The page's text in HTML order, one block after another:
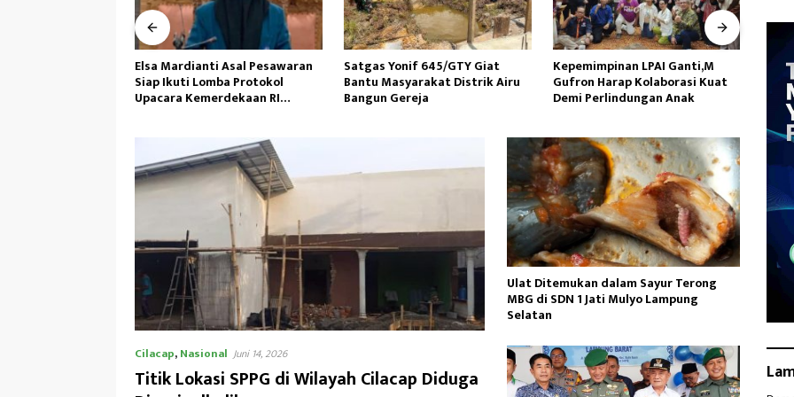
Satgas Yonif 645/GTY Giat
Bantu Masyarakat Distrik Airu
Bangun Gereja ‎
Kepemimpinan LPAI Ganti,M
Gufron Harap Kolaborasi Kuat
Demi Perlindungan Anak
Wakasad Tekankan Pentingnya
Komunikasi kepada
Dansatkowil
Cilacap,Nasional Juni 14, 2026
Titik Lokasi SPPG di Wilayah Cilacap Diduga
Ulat Ditemukan dalam Sayur Terong
MBG di SDN 1 Jati Mulyo Lampung
Selatan